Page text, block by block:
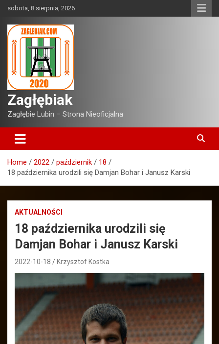
content
sobota, 8 sierpnia, 2026
Zagłębiak
Zagłębie Lubin – Strona Nieoficjalna
Home 2022 październik
18
18 października urodzili się Damjan Bohar i Janusz Karski
AKTUALNOŚCI
18 października urodzili się
Damjan Bohar i Janusz Karski
2022-10-18 Krzysztof Kostka